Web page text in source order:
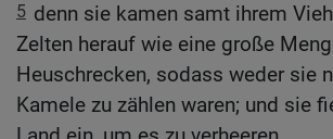
5 denn sie kamen samt ihrem
Zelten herauf wie eine große
Heuschrecken, sodass weder sie
Kamele zu zählen waren; und sie